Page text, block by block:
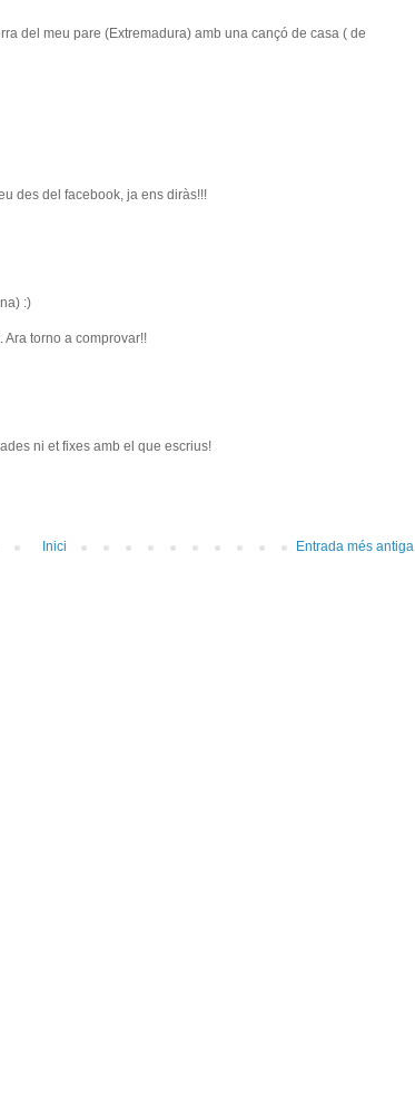
del meu pare (Extremadura) amb una cançó de casa ( de
des del facebook, ja ens diràs!!!
:)
torno a comprovar!!
ni et fixes amb el que escrius!
Entrada més antiga
Inici